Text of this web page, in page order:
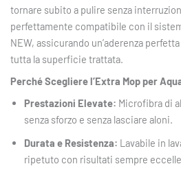
tornare subito a pulire senza
perfettamente compatibile con il
NEW, assicurando un’aderenza
tutta la superficie trattata.
Perché Scegliere l’Extra Mop per
Prestazioni Elevate: Microfibra di
senza sforzo e senza lasciare aloni.
Durata e Resistenza: Lavabile in
ripetuto con risultati sempre